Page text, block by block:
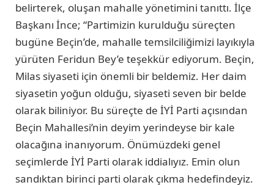
belirterek, oluşan mahalle yönetimini tanıttı. İlçe
Başkanı İnce; “Partimizin kurulduğu süreçten
bugüne Beçin’de, mahalle temsilciliğimizi layıkıyla
yürüten Feridun Bey’e teşekkür ediyorum. Beçin,
Milas siyaseti için önemli bir beldemiz. Her daim
siyasetin yoğun olduğu, siyaseti seven bir belde
olarak biliniyor. Bu süreçte de İYİ Parti açısından
Beçin Mahallesi’nin deyim yerindeyse bir kale
olacağına inanıyorum. Önümüzdeki genel
seçimlerde İYİ Parti olarak iddialıyız. Emin olun
sandıktan birinci parti olarak çıkma hedefindeyiz.